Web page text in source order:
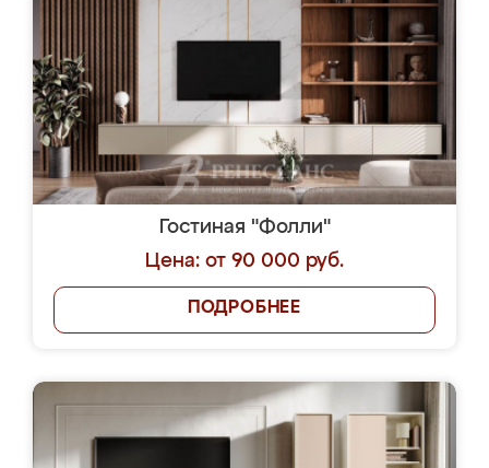
Гостиная "Фолли"
Цена: от 90 000 руб.
ПОДРОБНЕЕ